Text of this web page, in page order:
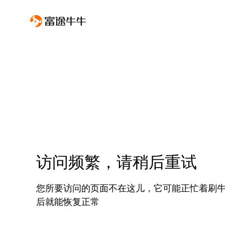
访问频繁，请稍后重试
您所要访问的页面不在这儿，它可能正忙着刷
后就能恢复正常